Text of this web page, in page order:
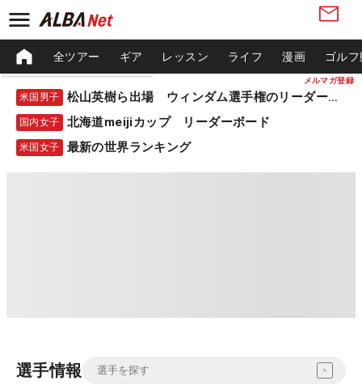
メルマガ登録
全ツアー ギア レッスン ライフ 漫画 ゴル
米国男子 松山英樹ら出場 ウィンダム選手権のリーダーボード
国内女子 北海道meijiカップ リーダーボード
米国女子 最新の世界ランキング
選手情報